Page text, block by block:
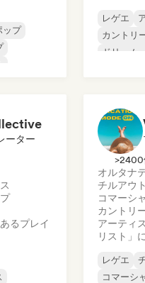
ップ
レゲエ
カントリ
ドリーム
ーター
るプレイ
オルタナ
チルアウト
コマーシ
カントリ
アーティ
リスト」
レゲエ
コマーシ